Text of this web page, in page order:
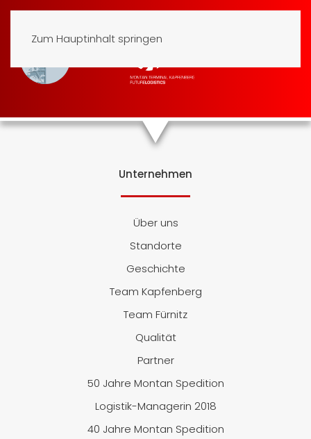
Zum Hauptinhalt springen
Unternehmen
Über uns
Standorte
Geschichte
Team Kapfenberg
Team Fürnitz
Qualität
Partner
50 Jahre Montan Spedition
Logistik-Managerin 2018
40 Jahre Montan Spedition